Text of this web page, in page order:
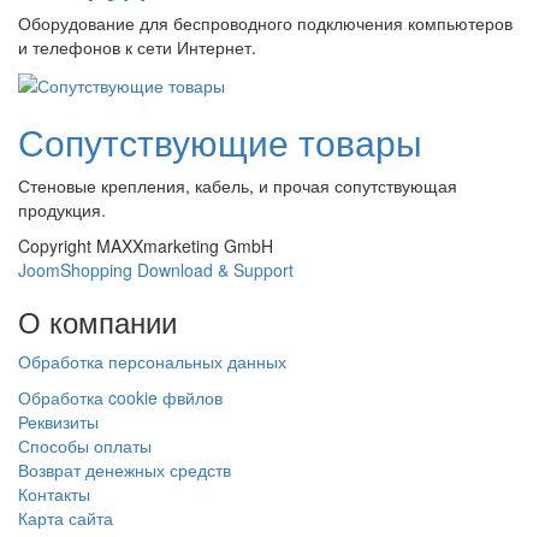
Оборудование для беспроводного подключения компьютеров
и телефонов к сети Интернет.
Сопутствующие товары
Стеновые крепления, кабель, и прочая сопутствующая
продукция.
Copyright MAXXmarketing GmbH
JoomShopping Download & Support
О компании
Обработка персональных данных
Обработка cookie фвйлов
Реквизиты
Способы оплаты
Возврат денежных средств
Контакты
Карта сайта